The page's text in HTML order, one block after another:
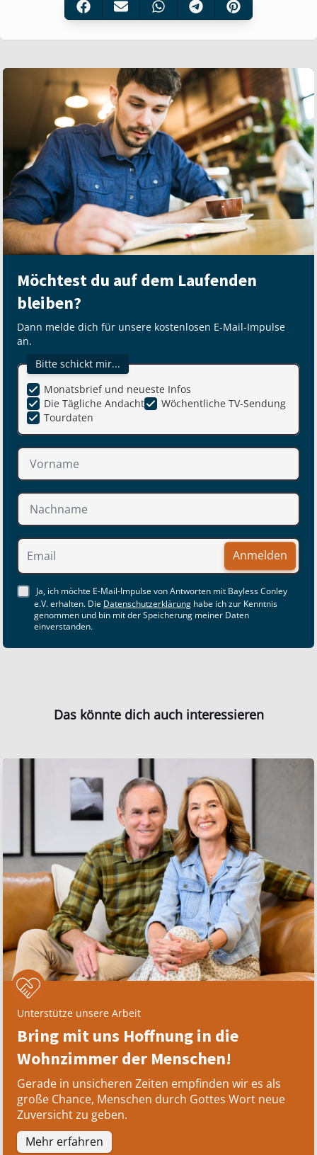
Möchtest du auf dem Laufenden
bleiben?
Dann melde dich für unsere kostenlosen E-Mail-Impulse
an.
Bitte schickt mir...
Monatsbrief und neueste Infos
Die Tägliche Andacht
Wöchentliche TV-Sendung
Tourdaten
Anmelden
Ja, ich möchte E-Mail-Impulse von Antworten mit Bayless Conley
e.V. erhalten. Die Datenschutzerklärung habe ich zur Kenntnis
genommen und bin mit der Speicherung meiner Daten
einverstanden.
Das könnte dich auch interessieren
Unterstütze unsere Arbeit
Bring mit uns Hoffnung in die
Wohnzimmer der Menschen!
Gerade in unsicheren Zeiten empfinden wir es als
große Chance, Menschen durch Gottes Wort neue
Zuversicht zu geben.
Mehr erfahren